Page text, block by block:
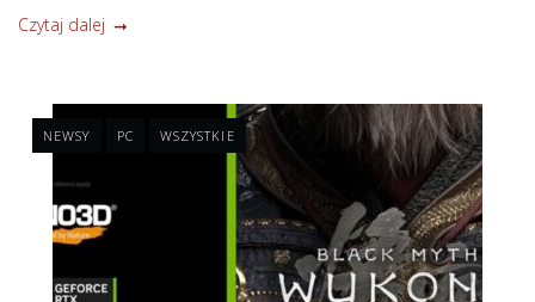
Czytaj dalej
NEWSY PC WSZYSTKIE